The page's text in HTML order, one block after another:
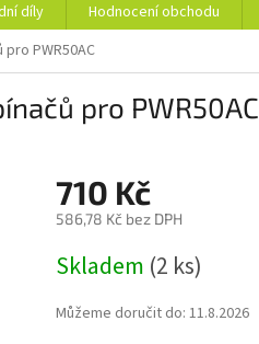
díly Hodnocení obchodu
PWR50AC
pro PWR50AC
710 Kč
586,78 Kč bez DPH
cena:
Skladem (2 ks)
Můžeme doručit do: 11.8.2026